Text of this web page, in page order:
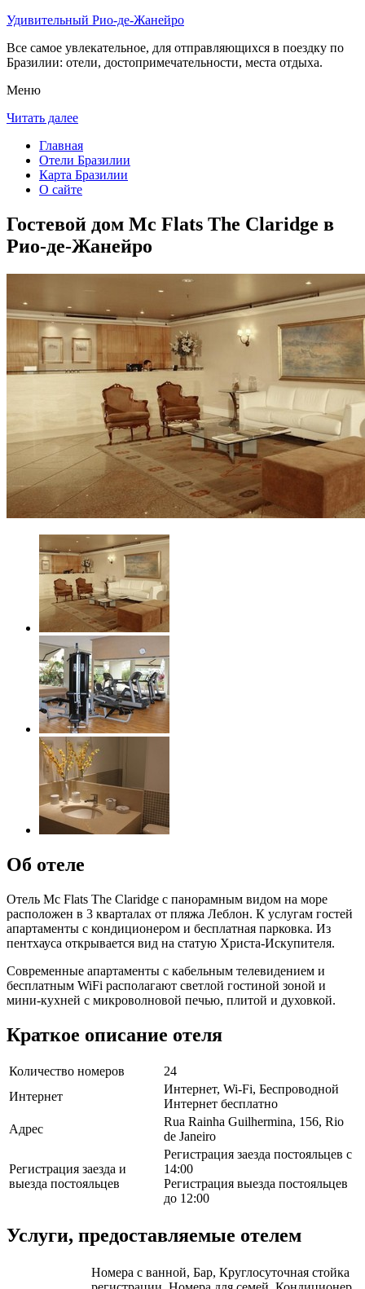
Удивительный Рио-де-Жанейро
Все самое увлекательное, для отправляющихся в поездку по
Бразилии: отели, достопримечательности, места отдыха.
Меню
Читать далее
Главная
Отели Бразилии
Карта Бразилии
О сайте
Гостевой дом Mc Flats The Claridge в
Рио-де-Жанейро
Об отеле
Отель Mc Flats The Claridge с панорамным видом на море
расположен в 3 кварталах от пляжа Леблон. К услугам гостей
апартаменты с кондиционером и бесплатная парковка. Из
пентхауса открывается вид на статую Христа-Искупителя.
Современные апартаменты с кабельным телевидением и
бесплатным WiFi располагают светлой гостиной зоной и
мини-кухней с микроволновой печью, плитой и духовкой.
Краткое описание отеля
Количество номеров
24
Интернет
Интернет, Wi-Fi, Беспроводной
Интернет бесплатно
Адрес
Rua Rainha Guilhermina, 156, Rio
de Janeiro
Регистрация заезда и
выезда постояльцев
Регистрация заезда постояльцев с
14:00
Регистрация выезда постояльцев
до 12:00
Услуги, предоставляемые отелем
Номера с ванной, Бар, Круглосуточная стойка